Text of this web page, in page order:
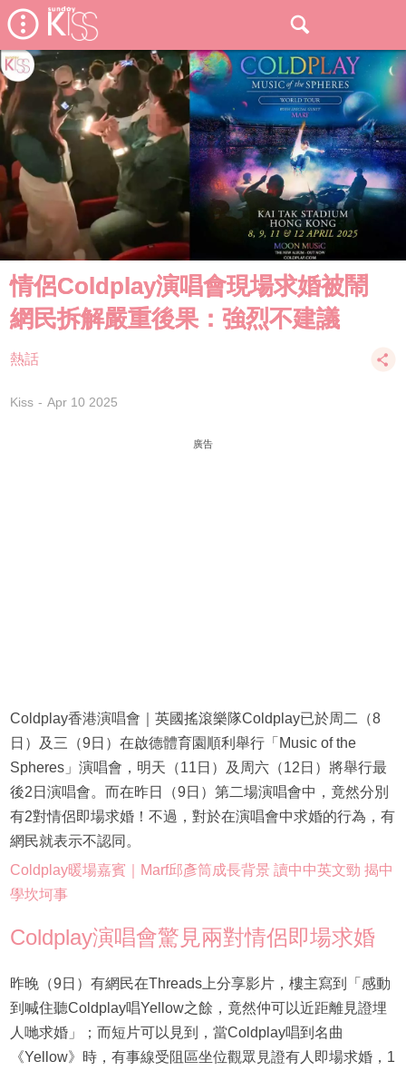
情侶Coldplay演唱會現場求婚被鬧
網民拆解嚴重後果：強烈不建議
熱話
Kiss Apr 10 2025
廣告
Coldplay香港演唱會｜英國搖滾樂隊Coldplay已於周二（8
日）及三（9日）在啟德體育園順利舉行「Music of the
Spheres」演唱會，明天（11日）及周六（12日）將舉行最
後2日演唱會。而在昨日（9日）第二場演唱會中，竟然分別
有2對情侶即場求婚！不過，對於在演唱會中求婚的行為，有
網民就表示不認同。
Coldplay暖場嘉賓｜Marf邱彥筒成長背景 讀中中英文勁 揭中
學坎坷事
Coldplay演唱會驚見兩對情侶即場求婚
昨晚（9日）有網民在Threads上分享影片，樓主寫到「感動
到喊住聽Coldplay唱Yellow之餘，竟然仲可以近距離見證埋
人哋求婚」；而短片可以見到，當Coldplay唱到名曲
《Yellow》時，有事線受阻區坐位觀眾見證有人即場求婚，1